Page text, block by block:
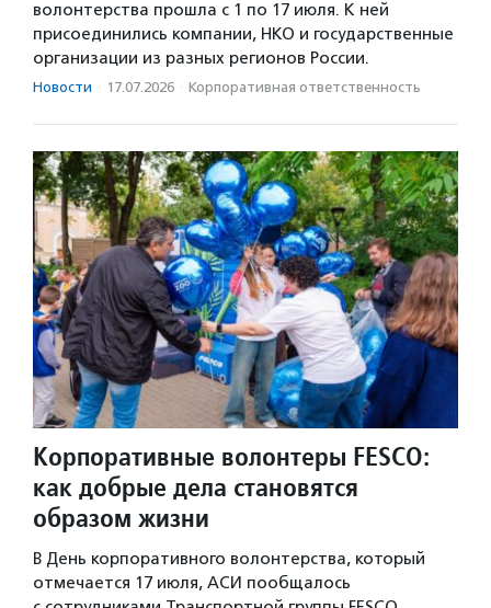
волонтерства прошла с 1 по 17 июля. К ней
присоединились компании, НКО и государственные
организации из разных регионов России.
Новости · 17.07.2026 · Корпоративная ответственность
Корпоративные волонтеры FESCO:
как добрые дела становятся
образом жизни
В День корпоративного волонтерства, который
отмечается 17 июля, АСИ пообщалось